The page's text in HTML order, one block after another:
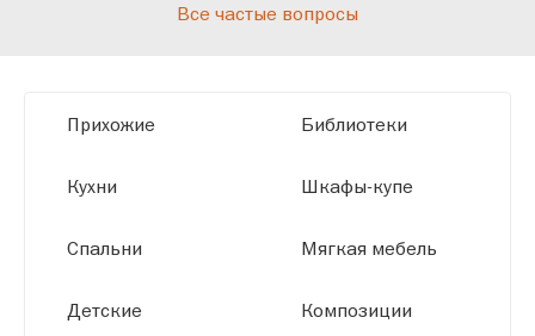
высокотехнологичному оборудованию
размерам.
Все частые вопросы
Прихожие
Кухни
Спальни
Детские
Библиотеки
Шкафы-купе
Мягкая мебель
Композиции